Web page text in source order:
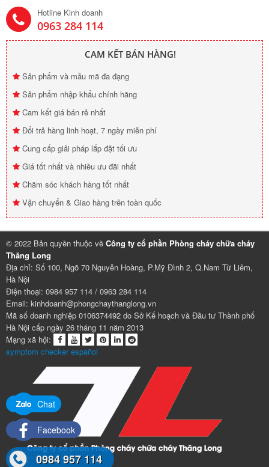
Hotline Kinh doanh
0963 284 114
CAM KẾT BÁN HÀNG!
Sản phẩm và mẫu mã đa đạng
Sản phẩm nhập khẩu chính hãng
Cam kết giá bán rẻ nhất
Đổi trả hàng linh hoạt, 7 ngày miễn phí
Cung cấp giải pháp lắp đặt tối ưu
Giá tốt nhất và nhiều ưu đãi nhất
Chăm sóc khách hàng tốt nhất
Vận chuyển & Giao hàng trên toàn quốc
© 2022 Bản quyền thuộc về Công ty cổ phần Phòng cháy chữa cháy
Thăng Long
Địa chỉ: Số 100, Ngõ 70 Nguyễn Hoàng, P.Mỹ Đình 2, Q.Nam Từ Liêm,
Hà Nội
Điện thoại: 0984 957 114 / 0963 284 114
Email: kinhdoanh@phongchaythanglong.vn
Mã số doanh nghiệp 0106374492 do Sở Kế hoạch và Đầu tư Thành phố
Hà Nội cấp ngày 26 tháng 11 năm 2013
Mạng xã hội:
symptom checker español
Chat
Facebook
0984 957 114